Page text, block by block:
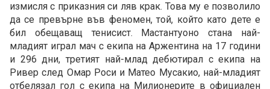
измисля с приказния си ляв крак. Това му е позволило
да се превърне във феномен, той, който като дете е
бил обещаващ тенисист. Мастантуоно стана най-
младият играл мач с екипа на Аржентина на 17 години
и 296 дни, третият най-млад дебютирал с екипа на
Ривер след Омар Роси и Матео Мусакио, най-младият
отбелязал гол с екипа на Милионерите в официален